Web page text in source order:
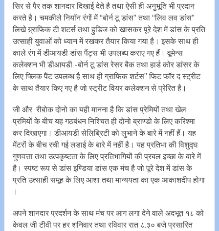
सिर से पैर तक शानदार दिखाई देते है तथा ऐसी ही अनुभूति भी प्रदान
करते है। चमकीले नियॉन रंगों में ‘‘बोर्न टू डांस’’ तथा ‘‘लिव लव डांस’’
लिखे ग्र्राफिक टी शटर्स तथा हुडिज को खासकर पूरे देश में डांस के प्रति
उत्साही युवाओं को ध्यान में रखकर तैयार किया गया है। इसके साथ ही
काले रंग में डीआयडी डांस पैंट्स भी उपलब्ध कराए गए हैं। वूमेन्स
कलेक्शन भी डीआयडी -बोर्न टू डांस रेसर बैक तथा हार्ड कोर डांसर के
लिए फ्लिक पैंट उपलब्ध है साथ ही ग्राफिक शर्टस’’ फिट फॉर द स्ट्रीट
के साथ तैयार किए गए है जो स्ट्रीट वियर कलेक्शन से प्रेरित है।
जी और रीबोक दोनो का यही मानना है कि डांस प्रेमियों तथा खेल
प्रमियों के बीच यह गठबंधन निश्चित ही दोनो ब्राण्डो के लिए करिश्मा
कर दिखाएगा। डीआयडी सेलिब्रिटी को लुभाने के बारे में नहीं हैं। यह
मेंटरों के बीच रची गई लडाई के बारे में नहीं है। यह प्रतिभा की विशुद्घ
गुणवत्ता तथा उत्पकृष्टता के लिए प्रतिभागियों की प्रबल इच्छा के बारे में
है। स्पष्ट रूप से डांस इण्डिया डांस एक मंच है जो पूरे देश में डांस के
प्रति उत्साही समूह के लिए आशा तथा मान्ययता का एक आकाशदीप होगा
।
अपने शानदार प्रदर्शन के साथ मंच पर आग लगा देने वाले अदभूत १८ को
केवल जी टीवी पर हर शनिवार तथा रविवार रात ८.३० बजे प्रसारित